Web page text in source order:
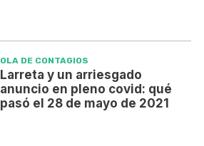
OLA DE CONTAGIOS
Larreta y un arriesgado
anuncio en pleno covid: qué
pasó el 28 de mayo de 2021